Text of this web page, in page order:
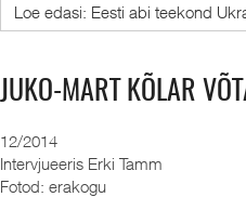
Loe edasi: Eesti abi teekond
JUKO-MART KÕLAR
12/2014
Intervjueeris Erki Tamm
Fotod: erakogu